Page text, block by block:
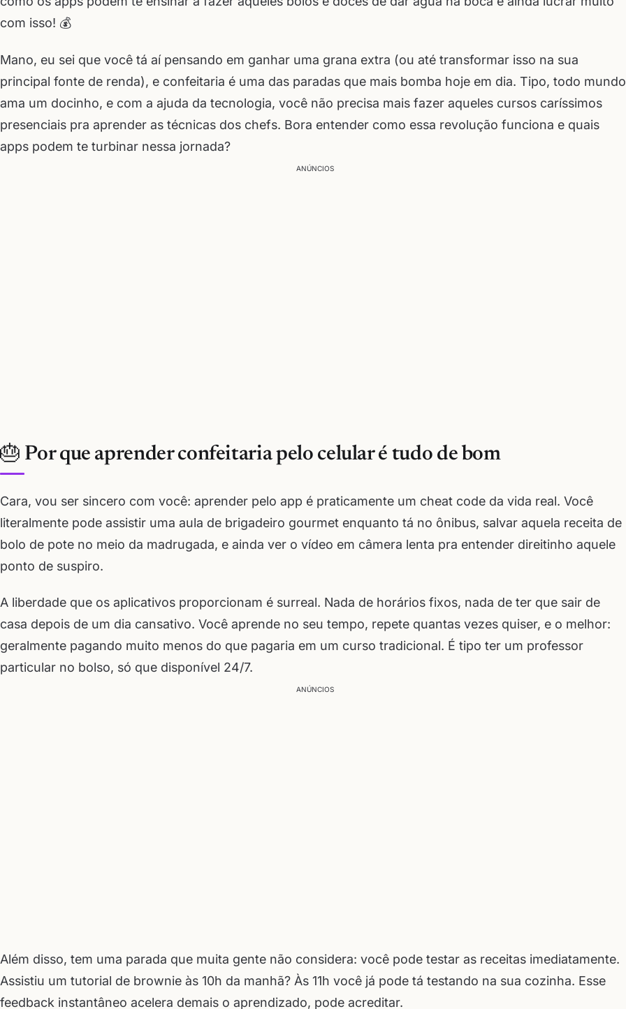
com isso! 💰
Mano, eu sei que você tá aí pensando em ganhar uma grana extra (ou até transformar isso na sua
principal fonte de renda), e confeitaria é uma das paradas que mais bomba hoje em dia. Tipo, todo mundo
ama um docinho, e com a ajuda da tecnologia, você não precisa mais fazer aqueles cursos caríssimos
presenciais pra aprender as técnicas dos chefs. Bora entender como essa revolução funciona e quais
apps podem te turbinar nessa jornada?
ANÚNCIOS
🎂 Por que aprender confeitaria pelo celular é tudo de bom
Cara, vou ser sincero com você: aprender pelo app é praticamente um cheat code da vida real. Você
literalmente pode assistir uma aula de brigadeiro gourmet enquanto tá no ônibus, salvar aquela receita de
bolo de pote no meio da madrugada, e ainda ver o vídeo em câmera lenta pra entender direitinho aquele
ponto de suspiro.
A liberdade que os aplicativos proporcionam é surreal. Nada de horários fixos, nada de ter que sair de
casa depois de um dia cansativo. Você aprende no seu tempo, repete quantas vezes quiser, e o melhor:
geralmente pagando muito menos do que pagaria em um curso tradicional. É tipo ter um professor
particular no bolso, só que disponível 24/7.
ANÚNCIOS
Além disso, tem uma parada que muita gente não considera: você pode testar as receitas imediatamente.
Assistiu um tutorial de brownie às 10h da manhã? Às 11h você já pode tá testando na sua cozinha. Esse
feedback instantâneo acelera demais o aprendizado, pode acreditar.